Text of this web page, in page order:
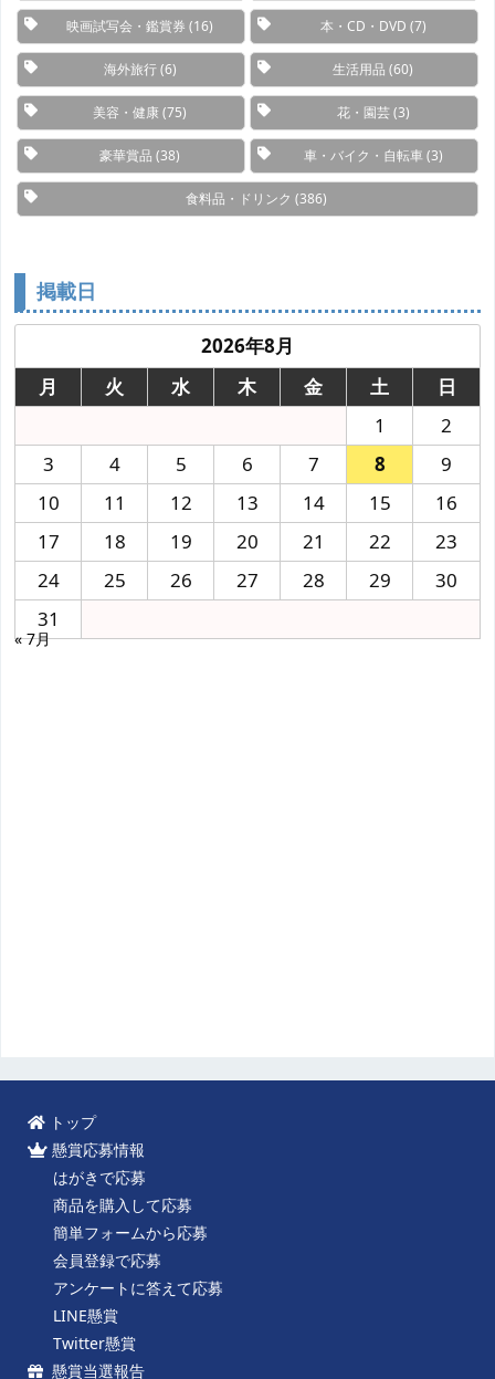
映画試写会・鑑賞券 (16) 本・CD・DVD (7)
海外旅行(6) 生活用品 (60)
美容・健康(75) 花・園芸(3)
豪華賞品 (38) 車・バイク・自転車(3)
食料品・ドリンク (386)
掲載日
2026年8月
月
火 水 木 金 土
日
1
2
3
4 5 6 7 8
9
10
11 12 13 14 15
16
17
18 19 20 21 22
23
24
25 26 27 28 29
30
31
« 7月
トップ
懸賞応募情報
はがきで応募
商品を購入して応募
簡単フォームから応募
会員登録で応募
アンケートに答えて応募
LINE懸賞
Twitter懸賞
懸賞当選報告